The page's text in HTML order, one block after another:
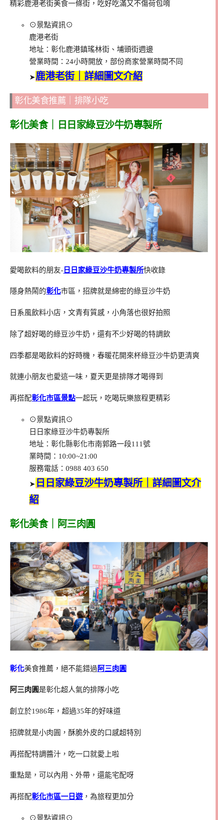
精彩鹿港老街美食一條街，吃好吃滿又不傷荷包唷
⊙景點資訊⊙
鹿港老街
地址：彰化鹿港鎮瑤林街、埔頭街週邊
營業時間：24小時開放，部份商家營業時間不同
➤鹿港老街｜詳細圖文介紹
彰化美食推薦｜排隊小吃
彰化美食｜日日家綠豆沙牛奶專製所
愛喝飲料的朋友- 日日家綠豆沙牛奶專製所快收錄
隱身熱鬧的彰化市區，招牌就是綿密的綠豆沙牛奶
日系風飲料小店，文青有質感，小角落也很好拍照
除了超好喝的綠豆沙牛奶，還有不少好喝的特調飲
四季都是喝飲料的好時機，春暖花開來杯綠豆沙牛奶更清爽
就連小朋友也愛這一味，夏天更是排隊才喝得到
再搭配彰化市區景點一起玩，吃喝玩樂旅程更精彩
⊙景點資訊⊙
日日家綠豆沙牛奶專製所
地址：彰化縣彰化市南郭路一段111號
業時間：10:00~21:00
服務電話：0988 403 650
➤ 日日家綠豆沙牛奶專製所｜詳細圖文介
紹
彰化美食｜阿三肉圓
彰化美食推薦，絕不能錯過阿三肉圓
阿三肉圓是彰化超人氣的排隊小吃
創立於1986年，超過35年的好味道
招牌就是小肉圓，酥脆外皮的口感超特別
再搭配特調醬汁，吃一口就愛上啦
重點是，可以內用、外帶，還能宅配呀
再搭配彰化市區一日遊 ，為旅程更加分
⊙景點資訊⊙